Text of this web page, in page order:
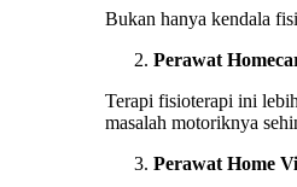
Bukan hanya kendala
Perawat
Terapi fisioterapi ini
masalah motoriknya
Perawat Home